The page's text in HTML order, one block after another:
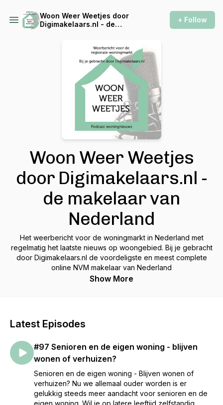
Woon Weer Weetjes door
Digimakelaars.nl - de
+ Follow
Woon Weer Weetjes
door Digimakelaars.nl -
de makelaar van
Nederland
Het weerbericht voor de woningmarkt in Nederland met
regelmatig het laatste nieuws op woongebied. Bij je gebracht
door Digimakelaars.nl de voordeligste en meest complete
online NVM makelaar van Nederland
Show More
Latest Episodes
#97 Senioren en de eigen woning - blijven
wonen of verhuizen?
Senioren en de eigen woning - Blijven wonen of
verhuizen? Nu we allemaal ouder worden is er
gelukkig steeds meer aandacht voor senioren en de
eigen woning. Wil je op latere leeftijd zelfstandig